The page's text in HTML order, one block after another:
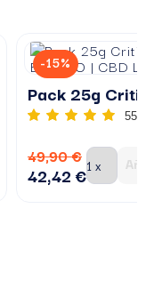
Pack 25g
55
49,90 €
42,42 €
-15%